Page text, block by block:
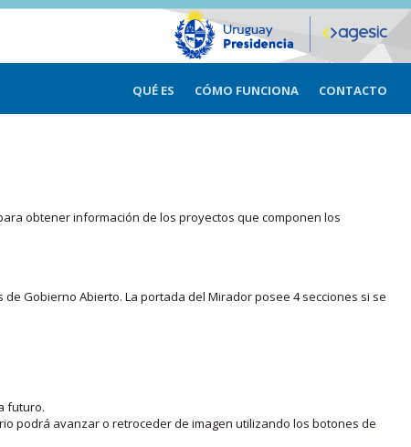
QUÉ ES CÓMO FUNCIONA CONTACTO
obtener información de los proyectos que componen los
Gobierno Abierto. La portada del Mirador posee 4 secciones si se
futuro.
podrá avanzar o retroceder de imagen utilizando los botones de